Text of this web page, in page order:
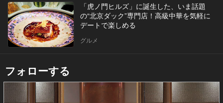
「虎ノ門ヒルズ」に誕生した、いま話題
の“北京ダック”専門店！高級中華を気軽に
デートで楽しめる
グルメ
フォローする